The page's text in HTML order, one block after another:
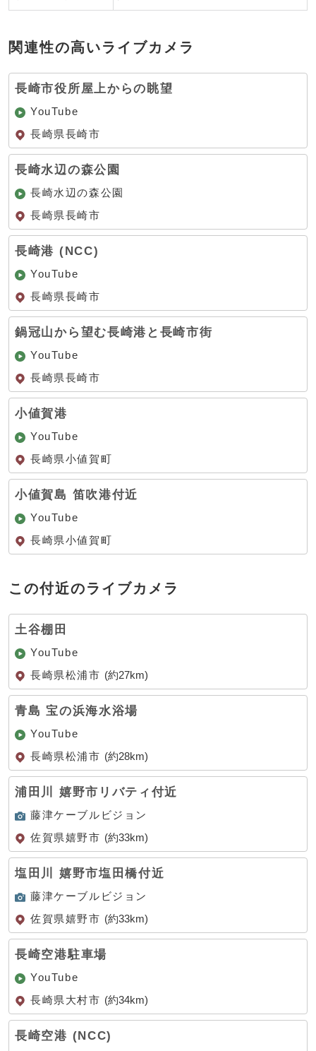
関連性の高いライブカメラ
長崎市役所屋上からの眺望
YouTube
長崎県長崎市
長崎水辺の森公園
長崎水辺の森公園
長崎県長崎市
長崎港 (NCC)
YouTube
長崎県長崎市
鍋冠山から望む長崎港と長崎市街
YouTube
長崎県長崎市
小値賀港
YouTube
長崎県小値賀町
小値賀島 笛吹港付近
YouTube
長崎県小値賀町
この付近のライブカメラ
土谷棚田
YouTube
長崎県松浦市 (約27km)
青島 宝の浜海水浴場
YouTube
長崎県松浦市 (約28km)
浦田川 嬉野市リバティ付近
藤津ケーブルビジョン
佐賀県嬉野市 (約33km)
塩田川 嬉野市塩田橋付近
藤津ケーブルビジョン
佐賀県嬉野市 (約33km)
長崎空港駐車場
YouTube
長崎県大村市 (約34km)
長崎空港 (NCC)